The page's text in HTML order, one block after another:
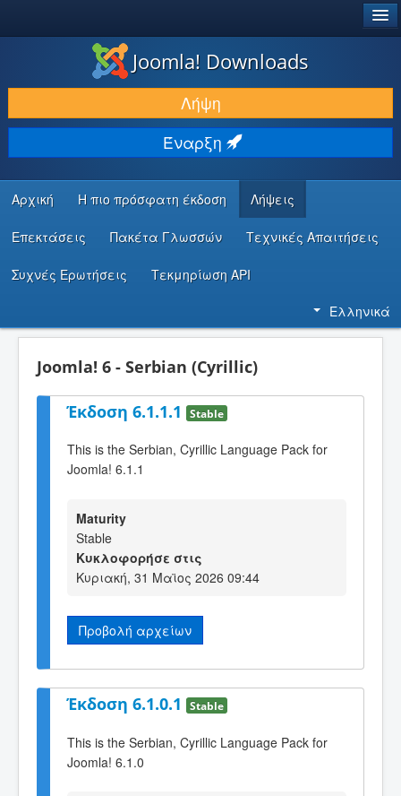
ΛΉΨΕΙΣ & ΕΠΕΚΤΆΣΕΙΣ
ΕΎΡΕΣΗ & ΜΆΘΗΣΗ
ΚΟΙΝΌΤΗΤΑ & ΥΠΟΣΤΉΡΙΞΗ
ΠΌΡΟΙ ΠΡΟΓΡΑΜΜΑΤΙΣΤΏΝ
Joomla! Downloads
Λήψη
Έναρξη
Αρχική Η πιο πρόσφατη έκδοση Λήψεις
Επεκτάσεις Πακέτα Γλωσσών Τεχνικές Απαιτήσεις
Συχνές Ερωτήσεις Τεκμηρίωση API
Ελληνικά
Joomla! 6 - Serbian (Cyrillic)
Έκδοση 6.1.1.1 Stable
This is the Serbian, Cyrillic Language Pack for
Joomla! 6.1.1
Maturity
Stable
Κυκλοφορήσε στις
Κυριακή, 31 Μαϊος 2026 09:44
Προβολή αρχείων
Έκδοση 6.1.0.1 Stable
This is the Serbian, Cyrillic Language Pack for
Joomla! 6.1.0